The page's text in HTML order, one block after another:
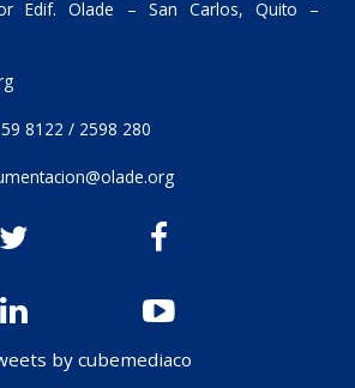
Edif. Olade – San Carlos, Quito –
8122 / 2598 280
by cubemediaco